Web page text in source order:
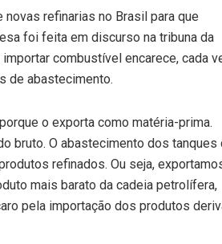
refinarias no Brasil para que
foi feita em discurso na tribuna da
combustível encarece, cada
de abastecimento.
o exporta como matéria-prima.
bruto. O abastecimento dos tanques
refinados. Ou seja,
mais barato da cadeia petrolífera,
pela importação dos produtos